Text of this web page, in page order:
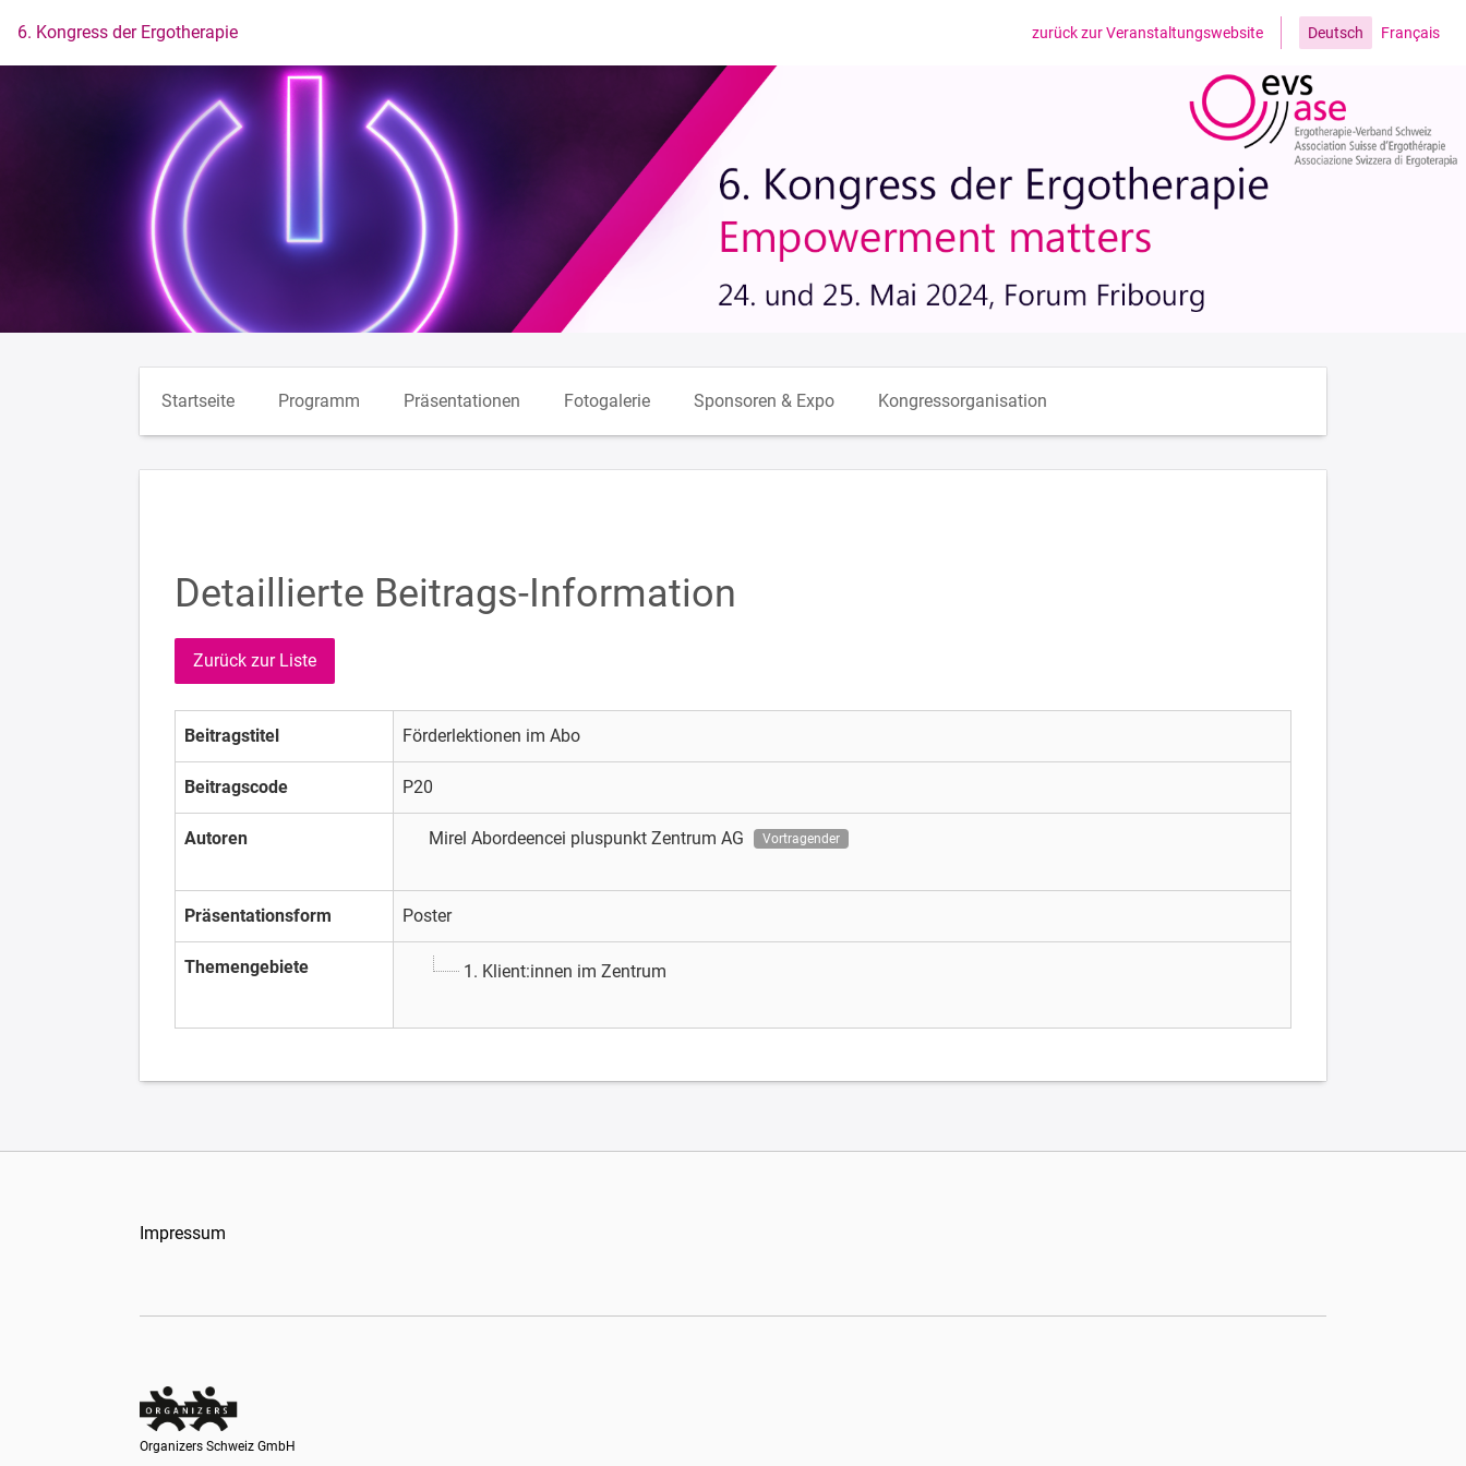
Zur Startseite
6. Kongress der Ergotherapie zurück zur Veranstaltungswebsite Deutsch Français
Startseite Programm Präsentationen Fotogalerie Sponsoren & Expo Kongressorganisation
Detaillierte Beitrags-Information
Zurück zur Liste
Beitragstitel Förderlektionen im Abo
Beitragscode P20
Autoren Mirel Abordeencei pluspunkt Zentrum AG Vortragender
Präsentationsform Poster
Themengebiete 1. Klient:innen im Zentrum
Impressum
Organizers Schweiz GmbH
Organizers Schweiz GmbH